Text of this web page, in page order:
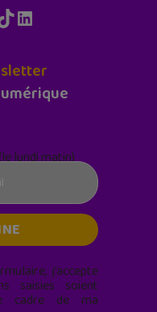
LinkedIn
lundi matin)
j’accepte
saisies soient
cadre de ma